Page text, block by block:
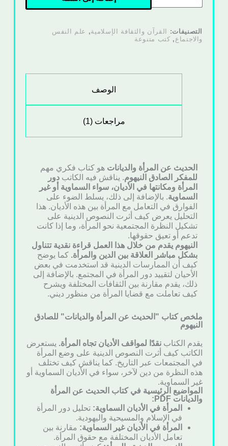
التصنيفات: القرآن والثقافة الإسلامية, علم النفس
والاجتماع , كتب متنوعة
الوصف
مراجعات (1)
الحديث عن المرأة والديانات هو كتاب فكري مهم
للمفكر
الصادق النيهوم. يناقش فيه الكاتب دور
المرأة ومكانتها في الأديان، سواء السماوية أو غير
السماوية. بالإضافة إلى ذلك، يسلط الضوء على
الفوارق في التعامل مع المرأة بين هذه الأديان. هذا
التحليل يعرض كيف أثرت النصوص الدينية على
تشكيل النظرة المجتمعية نحو المرأة، وما إذا كانت
تدعم أو تعيق حقوقها.
النيهوم يقدم من خلال هذا العمل قراءة نقدية تتناول
بشكل مباشر العلاقة بين الدين والمرأة. كما يوضح
كيف أن الممارسات الدينية قد استخدمت في بعض
الأحيان لتقييد دور المرأة في المجتمع. بالإضافة إلى
ذلك، يقدم مقارنة بين الثقافات المختلفة ويشرح
كيف تعاملت مع قضايا المرأة من منظور ديني.
ملخص كتاب "الحديث عن المرأة والديانات" للصادق
النيهوم
يقدم الكتاب نقدًا لمواقف الأديان تجاه المرأة. يستعرض
الكاتب كيف أثرت النصوص الدينية على وضع المرأة
في المجتمعات عبر التاريخ. كما يناقش كيف تختلف
هذه النظرة من دين لآخر، سواء في الأديان السماوية أو
غير السماوية.
المواضيع الرئيسية في كتاب الحديث عن المرأة
والديانات PDF:
المرأة في الأديان السماوية: تحليل دور المرأة
في الإسلام والمسيحية واليهودية.
المرأة في الأديان غير السماوية: مقارنة بين
تعامل الأديان المختلفة مع حقوق المرأة.